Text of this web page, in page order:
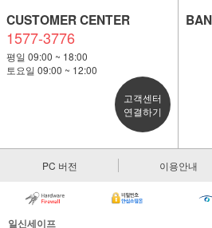
CUSTOMER CENTER
1577-3776
평일 09:00 ~ 18:00
토요일 09:00 ~ 12:00
고객센터
연결하기
PC 버전 이용안내
일신세이프